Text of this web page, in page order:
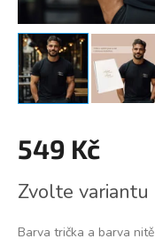
549 Kč
cena:
Zvolte variantu
Barva trička a barva nitě